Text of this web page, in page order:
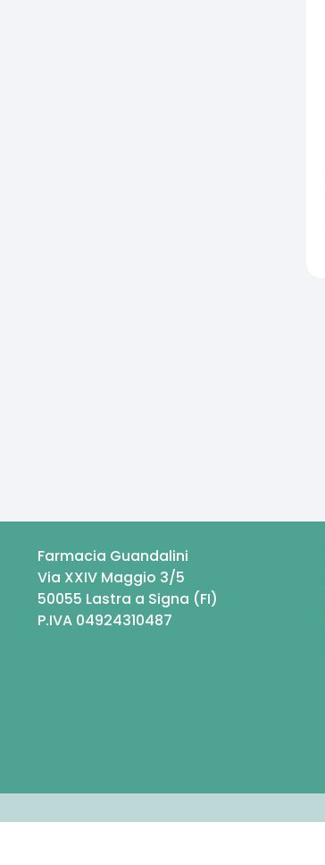
Farmacia Guandalini
Via XXIV Maggio 3/5
50055 Lastra a Signa (FI)
P.IVA 04924310487